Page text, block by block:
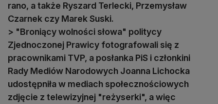
rano, a także Ryszard Terlecki, Przemysław
Czarnek czy Marek Suski.
> "Broniący wolności słowa" politycy
Zjednoczonej Prawicy fotografowali się z
pracownikami TVP, a posłanka PiS i członkini
Rady Mediów Narodowych Joanna Lichocka
udostępniła w mediach społecznościowych
zdjęcie z telewizyjnej "reżyserki", a więc